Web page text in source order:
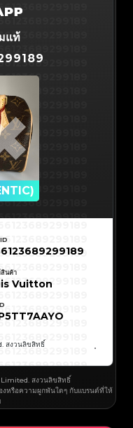
แท้
นค้า
Vuitton
สงวนลิขสิทธิ์
สงวนลิขสิทธิ์
งหรือความผูกพันใดๆ กับแบรนด์ที่ให้